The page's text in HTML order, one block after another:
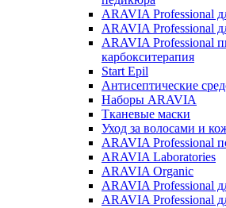
ARAVIA Professional
ARAVIA Professional
ARAVIA Professional
карбокситерапия
Start Epil
Антисептические
Наборы ARAVIA
Тканевые маски
Уход за волосами и
ARAVIA Professional
ARAVIA Laboratories
ARAVIA Organic
ARAVIA Professional
ARAVIA Professional